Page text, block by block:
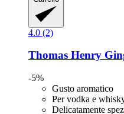
4.0 (2)
Thomas Henry
-5%
Gusto aromatico
Per vodka e
Delicatamente